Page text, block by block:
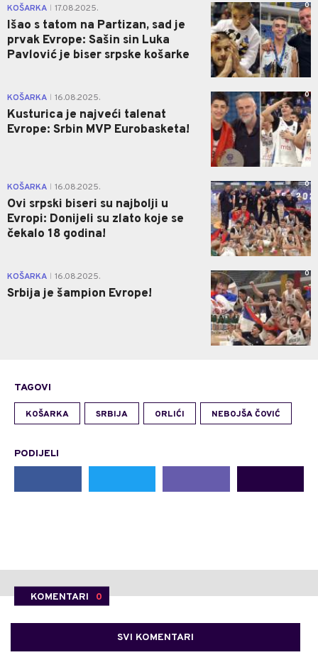
KOŠARKA 17.08.2025.
Išao s tatom na Partizan, sad je
prvak Evrope: Sašin sin Luka
Pavlović je biser srpske košarke
0
KOŠARKA 16.08.2025.
Kusturica je najveći talenat
Evrope: Srbin MVP Eurobasketa!
0
KOŠARKA 16.08.2025.
Ovi srpski biseri su najbolji u
Evropi: Donijeli su zlato koje se
čekalo 18 godina!
0
KOŠARKA 16.08.2025.
Srbija je šampion Evrope!
0
TAGOVI
KOŠARKA SRBIJA ORLIĆI NEBOJŠA ČOVIĆ
PODIJELI
KOMENTARI 0
SVI KOMENTARI